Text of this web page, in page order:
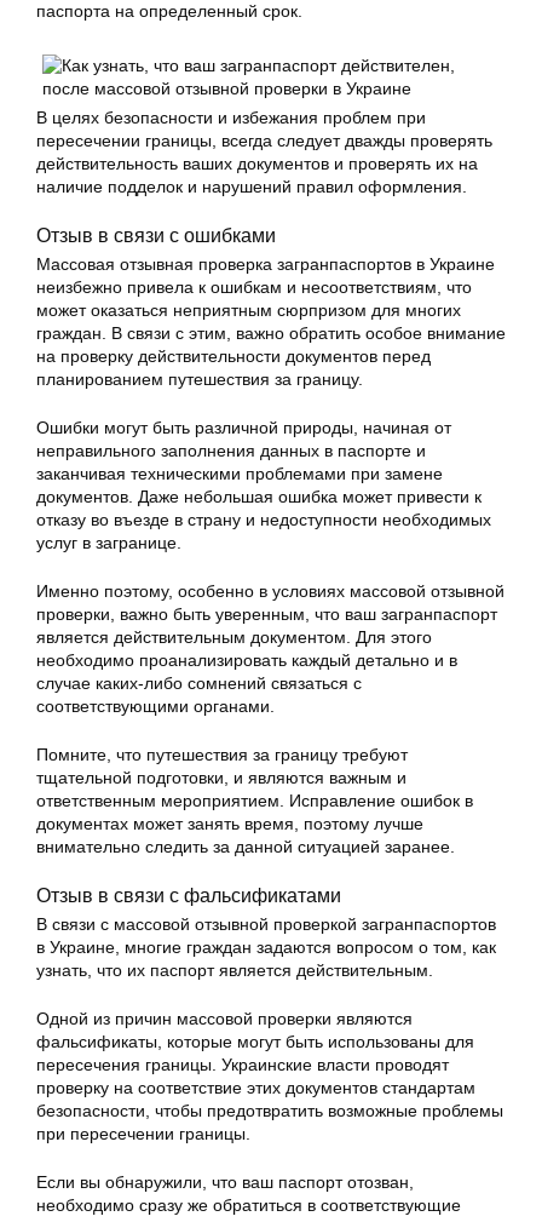
паспорта на определенный срок.
В целях безопасности и избежания проблем при
пересечении границы, всегда следует дважды проверять
действительность ваших документов и проверять их на
наличие подделок и нарушений правил оформления.
Отзыв в связи с ошибками
Массовая отзывная проверка загранпаспортов в Украине
неизбежно привела к ошибкам и несоответствиям, что
может оказаться неприятным сюрпризом для многих
граждан. В связи с этим, важно обратить особое внимание
на проверку действительности документов перед
планированием путешествия за границу.
Ошибки могут быть различной природы, начиная от
неправильного заполнения данных в паспорте и
заканчивая техническими проблемами при замене
документов. Даже небольшая ошибка может привести к
отказу во въезде в страну и недоступности необходимых
услуг в загранице.
Именно поэтому, особенно в условиях массовой отзывной
проверки, важно быть уверенным, что ваш загранпаспорт
является действительным документом. Для этого
необходимо проанализировать каждый детально и в
случае каких-либо сомнений связаться с
соответствующими органами.
Помните, что путешествия за границу требуют
тщательной подготовки, и являются важным и
ответственным мероприятием. Исправление ошибок в
документах может занять время, поэтому лучше
внимательно следить за данной ситуацией заранее.
Отзыв в связи с фальсификатами
В связи с массовой отзывной проверкой загранпаспортов
в Украине, многие граждан задаются вопросом о том, как
узнать, что их паспорт является действительным.
Одной из причин массовой проверки являются
фальсификаты, которые могут быть использованы для
пересечения границы. Украинские власти проводят
проверку на соответствие этих документов стандартам
безопасности, чтобы предотвратить возможные проблемы
при пересечении границы.
Если вы обнаружили, что ваш паспорт отозван,
необходимо сразу же обратиться в соответствующие